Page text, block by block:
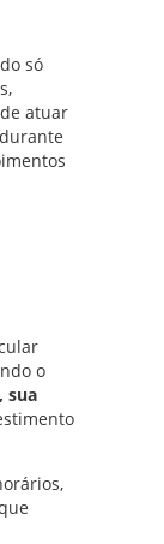
só
atuar
o
sua